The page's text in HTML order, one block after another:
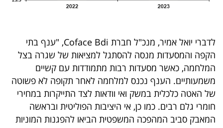
רייטינג
רכב
בריאות
תרבות
ופנאי
​לדברי יואל אמיר, מנכ"ל חברת Coface Bdi, "ענף בתי
הקפה והמסעדות מנסה להסתגל למציאות של שגרה בצל
המלחמה, כאשר מסעדות רבות מתמודדות עם קשיים
משמעותיים. הענף נכנס למלחמה לאחר תקופה לא פשוטה
של האטה כלכלית במשק ואי וודאות לצד התייקרות במחירי
חומרי גלם רבים. כמו כן, אי היציבות הפוליטית ובראשה
המאבק סביב המהפכה המשפטית הביאו להפגנות המוניות